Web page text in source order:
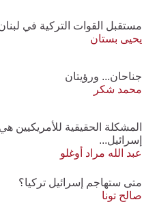
مستقبل القوات التركية في
يحيى بستان
جناحان... ورؤيتان
محمد شكر
المشكلة الحقيقية للأمريكيين هي
إسرائيل...
عبد الله مراد أوغلو
متى ستهاجم إسرائيل تركيا؟
صالح تونا